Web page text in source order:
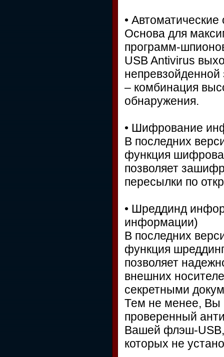
•
Основа для
программ-
USB Antivirus
– комбинация
обнаружения.
• Шифрование
В последних
функция
позволяет
пересылки по
• Шреддинд
информации)
В последних
функция
позволяет
внешних
секретными
Тем не менее, Вы
проверенный
Вашей флэш-USB,
которых не